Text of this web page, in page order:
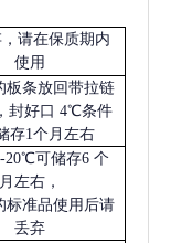
请在保质期内
使用
板条放回带拉链
封好口 4℃条件
存1个月左右
-20℃可储存6 个
月左右，
标准品使用后请
丢弃